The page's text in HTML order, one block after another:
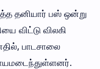
தனியார் பஸ் ஒன்று
விட்டு விலகி
பாடசாலை